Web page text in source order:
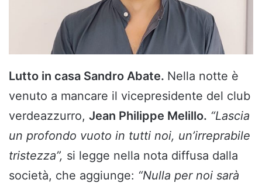
Lutto in casa Sandro Abate. Nella notte è
venuto a mancare il vicepresidente del club
verdeazzurro, Jean Philippe Melillo. “Lascia
un profondo vuoto in tutti noi, un’irreprabile
tristezza”, si legge nella nota diffusa dalla
società, che aggiunge: “Nulla per noi sarà